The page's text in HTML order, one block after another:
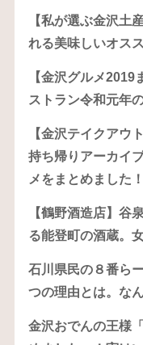
【私が選ぶ金沢土
れる美味しいオス
【金沢グルメ
ストラン令和元年
【金沢テイクアウ
持ち帰りアーカイ
メをまとめました！
【鶴野酒造店】谷
る能登町の酒蔵。
石川県民の８番ら
つの理由とは。な
金沢おでんの王様